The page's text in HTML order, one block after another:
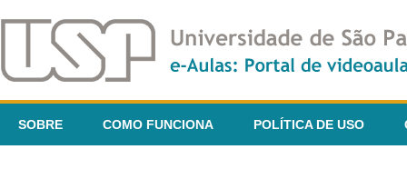
SOBRE COMO FUNCIONA POLÍTICA DE USO